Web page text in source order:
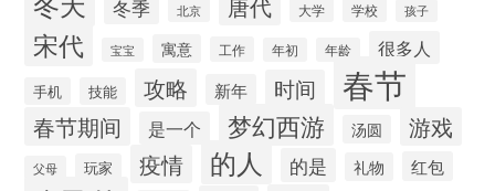
冬季 北京 大学 学校 孩子
宋代 宝宝 寓意 工作 年初 年龄 很多人
手机 技能 攻略 新年 时间 春节
春节期间 是一个 梦幻西游 汤圆 游戏
父母 玩家 疫情 的人 的是 礼物 红包